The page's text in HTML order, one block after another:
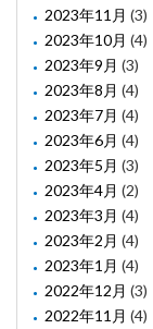
2023年11月 (3)
2023年10月 (4)
2023年9月 (3)
2023年8月 (4)
2023年7月 (4)
2023年6月 (4)
2023年5月 (3)
2023年4月 (2)
2023年3月 (4)
2023年2月 (4)
2023年1月 (4)
2022年12月 (3)
2022年11月 (4)